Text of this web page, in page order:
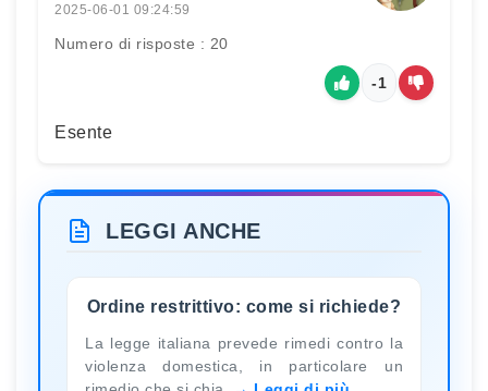
2025-06-01 09:24:59
Numero di risposte : 20
-1
Esente
LEGGI ANCHE
Ordine restrittivo: come si richiede?
La legge italiana prevede rimedi contro la
violenza domestica, in particolare un